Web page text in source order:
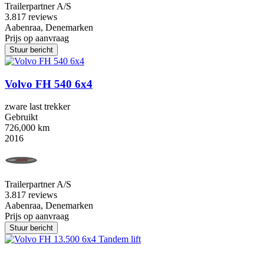
Trailerpartner A/S
3.817 reviews
Aabenraa, Denemarken
Prijs op aanvraag
Stuur bericht
Volvo FH 540 6x4
zware last trekker
Gebruikt
726,000 km
2016
Trailerpartner A/S
3.817 reviews
Aabenraa, Denemarken
Prijs op aanvraag
Stuur bericht